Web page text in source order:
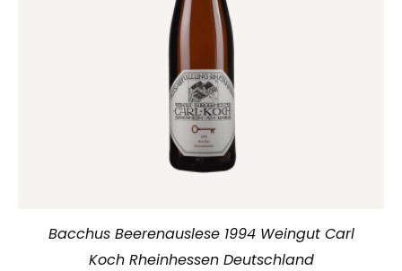
Bacchus Beerenauslese 1994 Weingut Carl
Koch Rheinhessen Deutschland